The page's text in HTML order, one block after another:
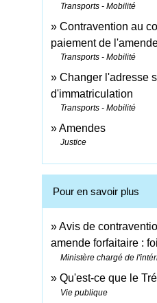
Transports - Mobilité
Contravention au
paiement de
Transports - Mobilité
Changer l'adresse
d'immatriculation
Transports - Mobilité
Amendes
Justice
Pour en savoir plus
Avis de
amende forfaitaire :
Ministère chargé de
Qu'est-ce que le
Vie publique